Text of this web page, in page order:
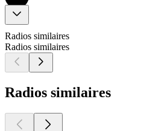
Radios similaires
Radios similaires
Radios similaires